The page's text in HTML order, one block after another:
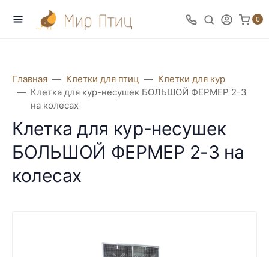
0
Главная Клетки для птиц
Клетки для кур
Клетка для кур-несушек БОЛЬШОЙ ФЕРМЕР 2-3
на колесах
Клетка для кур-несушек
БОЛЬШОЙ ФЕРМЕР 2-3 на
колесах